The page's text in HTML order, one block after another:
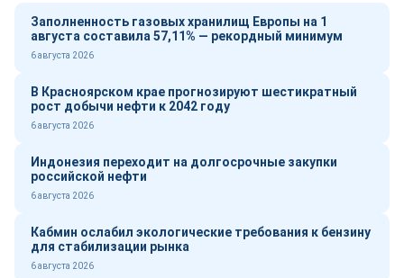
Заполненность газовых хранилищ Европы на 1
августа составила 57,11% — рекордный минимум
6 августа 2026
В Красноярском крае прогнозируют шестикратный
рост добычи нефти к 2042 году
6 августа 2026
Индонезия переходит на долгосрочные закупки
российской нефти
6 августа 2026
Кабмин ослабил экологические требования к бензину
для стабилизации рынка
6 августа 2026